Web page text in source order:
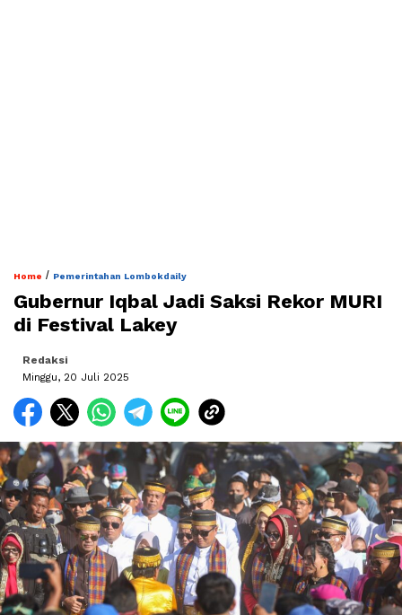
Home / Pemerintahan Lombokdaily
Gubernur Iqbal Jadi Saksi Rekor MURI
di Festival Lakey
Redaksi
Minggu, 20 Juli 2025